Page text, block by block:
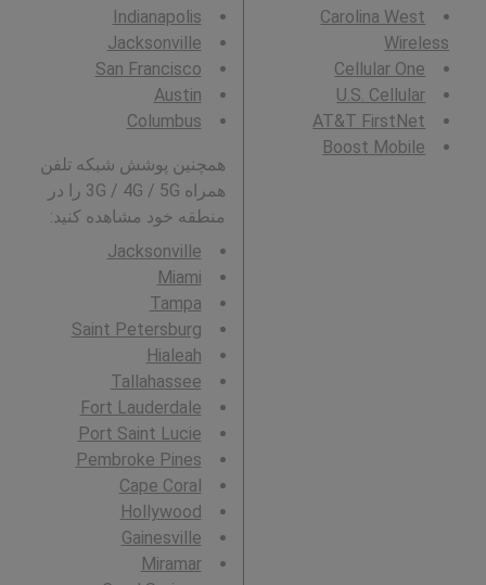
Carolina West
Wireless
Cellular One
U.S. Cellular
AT&T FirstNet
Boost Mobile
Indianapolis
Jacksonville
San Francisco
Austin
Columbus
همچنین پوشش شبکه تلفن
همراه 3G / 4G / 5G را در
منطقه خود مشاهده کنید:
Jacksonville
Miami
Tampa
Saint Petersburg
Hialeah
Tallahassee
Fort Lauderdale
Port Saint Lucie
Pembroke Pines
Cape Coral
Hollywood
Gainesville
Miramar